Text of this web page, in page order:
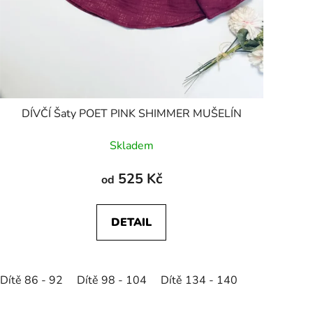
DÍVČÍ Šaty POET PINK SHIMMER MUŠELÍN
Skladem
od 525 Kč
DETAIL
Dítě 86 - 92 Dítě 98 - 104 Dítě 134 - 140